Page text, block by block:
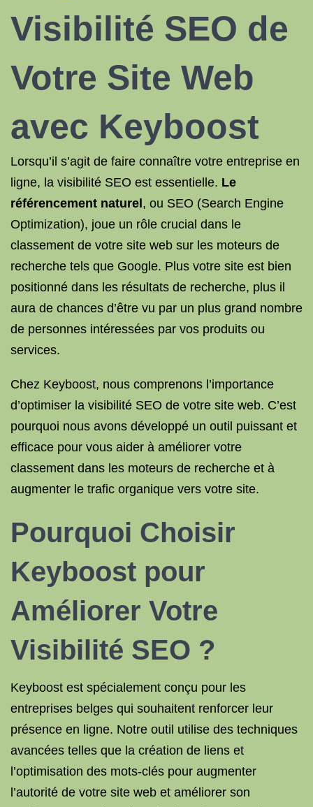
Visibilité SEO de
Votre Site Web
avec Keyboost
Lorsqu’il s’agit de faire connaître votre entreprise en
ligne, la visibilité SEO est essentielle. Le
référencement naturel , ou SEO (Search Engine
Optimization), joue un rôle crucial dans le
classement de votre site web sur les moteurs de
recherche tels que Google. Plus votre site est bien
positionné dans les résultats de recherche, plus il
aura de chances d’être vu par un plus grand nombre
de personnes intéressées par vos produits ou
services.
Chez Keyboost, nous comprenons l’importance
d’optimiser la visibilité SEO de votre site web. C’est
pourquoi nous avons développé un outil puissant et
efficace pour vous aider à améliorer votre
classement dans les moteurs de recherche et à
augmenter le trafic organique vers votre site.
Pourquoi Choisir
Keyboost pour
Améliorer Votre
Visibilité SEO ?
Keyboost est spécialement conçu pour les
entreprises belges qui souhaitent renforcer leur
présence en ligne. Notre outil utilise des techniques
avancées telles que la création de liens et
l’optimisation des mots-clés pour augmenter
l’autorité de votre site web et améliorer son